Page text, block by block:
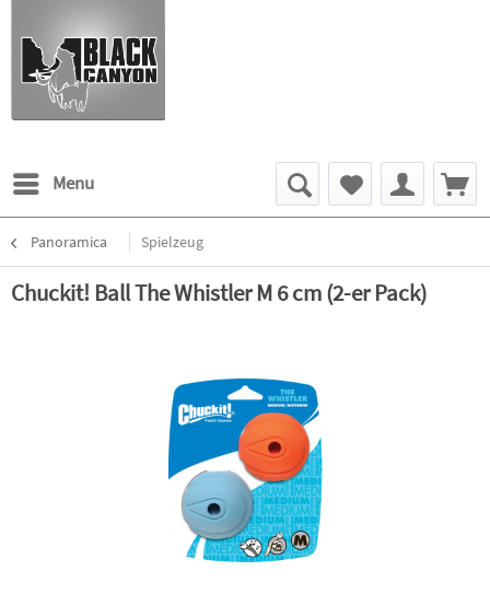
Menu
Panoramica Spielzeug
Chuckit! Ball The Whistler M 6 cm (2-er Pack)